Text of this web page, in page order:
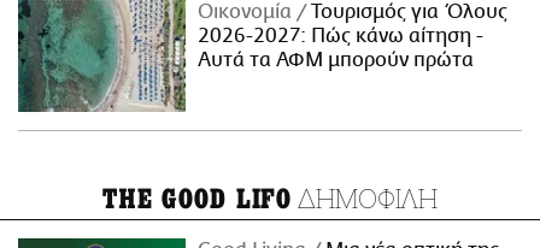
Οικονομία
Τουρισμός για Όλους
2026-2027: Πώς κάνω αίτηση -
Αυτά τα ΑΦΜ μπορούν πρώτα
THE GOOD LIFO ΔΗΜΟΦΙΛΗ